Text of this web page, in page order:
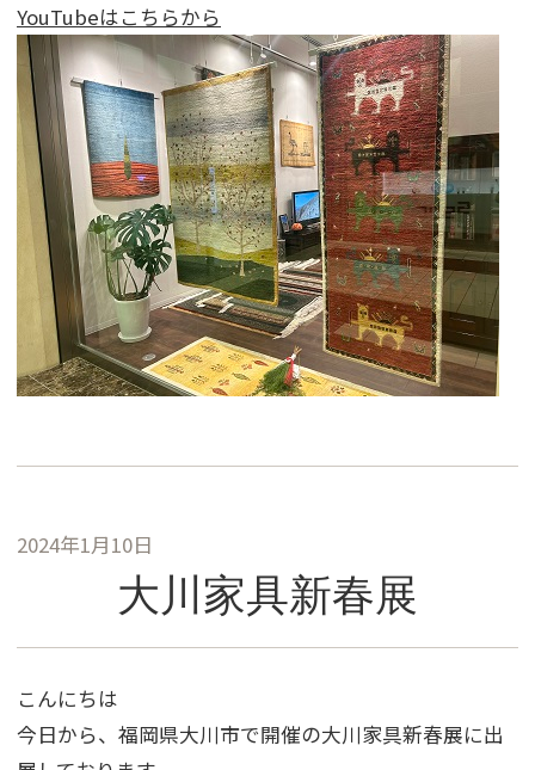
YouTubeはこちらから
2024年1月10日
大川家具新春展
こんにちは
今日から、福岡県大川市で開催の大川家具新春展に出